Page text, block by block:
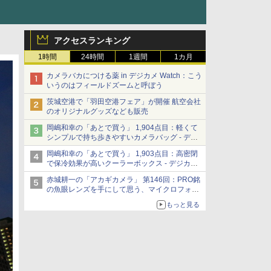
アクセスランキング
1時間 24時間 1週間 1カ月
カメラバカにつける薬 in デジカメ Watch：こう
いうのはフィールドズームと呼ぼう
茨城空港で「羽田空港フェア」が開催 航空会社
のオリジナルグッズなども販売
岡嶋和幸の「あとで買う」 1,904点目：軽くて
シンプルで持ち歩きやすいカメラバッグ - デジ
カメ Watch
岡嶋和幸の「あとで買う」 1,903点目：高密閉
で保冷効果が高いクーラーボックス - デジカメ
Watch
赤城耕一の「アカギカメラ」 第146回：PRO銘
の魚眼レンズを手にして思う、マイクロフォー
もっと見る